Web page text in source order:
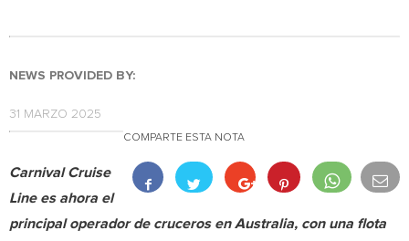
NEWS PROVIDED BY:
31 MARZO 2025
COMPARTE ESTA NOTA
Carnival Cruise
Line es ahora el
principal operador de cruceros enAustralia, con una flota